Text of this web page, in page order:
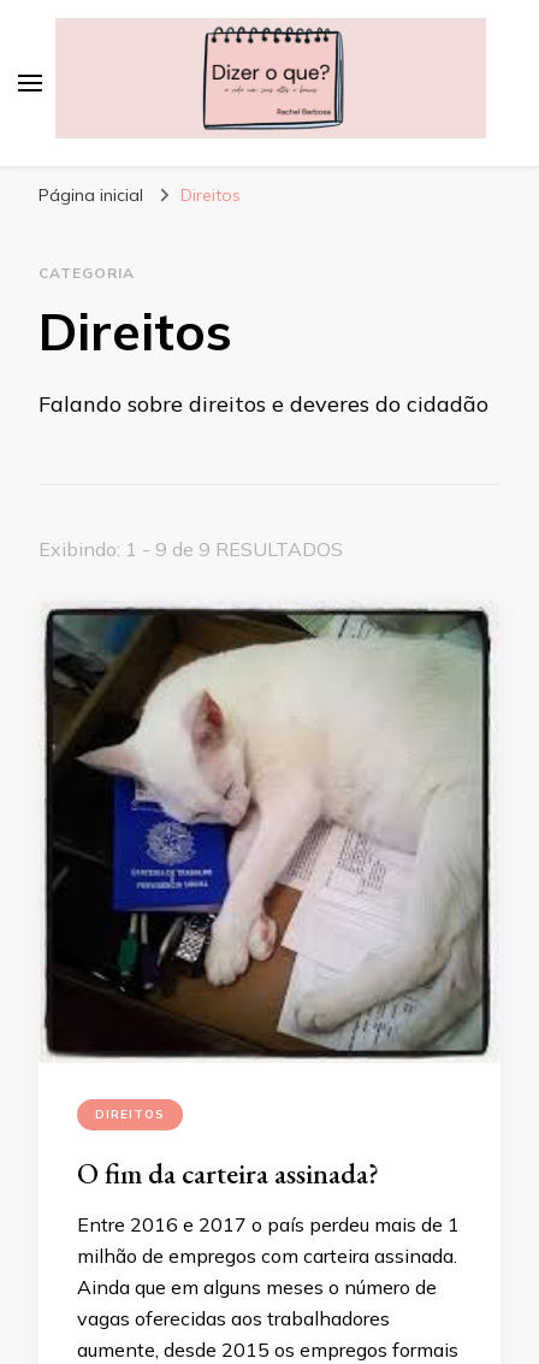
Página inicial Direitos
CATEGORIA
Direitos
Falando sobre direitos e deveres do cidadão
Exibindo: 1 - 9 de 9 RESULTADOS
DIREITOS
O fim da carteira assinada?
Entre 2016 e 2017 o país perdeu mais de 1
milhão de empregos com carteira assinada.
Ainda que em alguns meses o número de
vagas oferecidas aos trabalhadores
aumente, desde 2015 os empregos formais